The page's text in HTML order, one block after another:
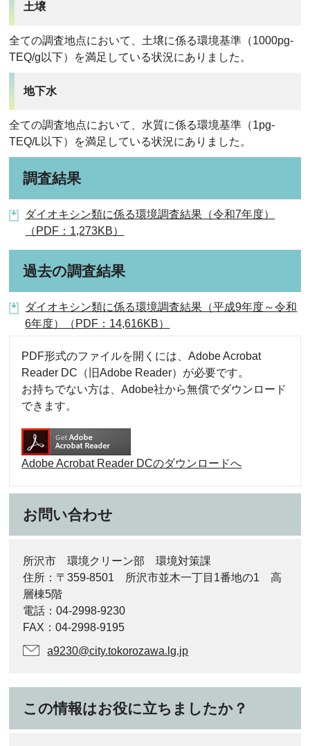
土壌
全ての調査地点において、土壌に係る環境基準（1000pg-
TEQ/g以下）を満足している状況にありました。
地下水
全ての調査地点において、水質に係る環境基準（1pg-
TEQ/L以下）を満足している状況にありました。
調査結果
ダイオキシン類に係る環境調査結果（令和7年度）
（PDF：1,273KB）
過去の調査結果
ダイオキシン類に係る環境調査結果（平成9年度～令和
6年度）（PDF：14,616KB）
PDF形式のファイルを開くには、Adobe Acrobat
Reader DC（旧Adobe Reader）が必要です。
お持ちでない方は、Adobe社から無償でダウンロード
できます。
Adobe Acrobat Reader DCのダウンロードへ
お問い合わせ
所沢市 環境クリーン部 環境対策課
住所：〒359-8501 所沢市並木一丁目1番地の1 高
層棟5階
電話：04-2998-9230
FAX：04-2998-9195
a9230@city.tokorozawa.lg.jp
この情報はお役に立ちましたか？